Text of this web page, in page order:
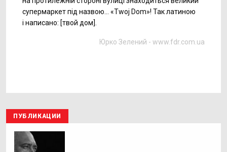
супермаркет під назвою… «Twoj Dom»! Так латиною
і написано: [твой дом].
Юрко Зелений - www.fdr.com.ua
ПУБЛИКАЦИИ